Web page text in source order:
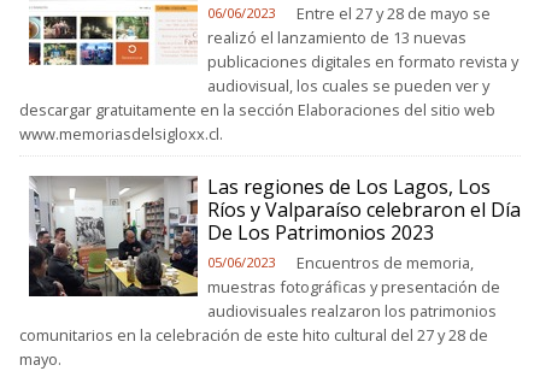
06/06/2023
Entre el 27 y 28 de mayo se
realizó el lanzamiento de 13 nuevas
publicaciones digitales en formato revista y
audiovisual, los cuales se pueden ver y
descargar gratuitamente en la sección Elaboraciones del sitio web
www.memoriasdelsigloxx.cl.
Las regiones de Los Lagos, Los
Ríos y Valparaíso celebraron el Día
De Los Patrimonios 2023
05/06/2023
Encuentros de memoria,
muestras fotográficas y presentación de
audiovisuales realzaron los patrimonios
comunitarios en la celebración de este hito cultural del 27 y 28 de
mayo.